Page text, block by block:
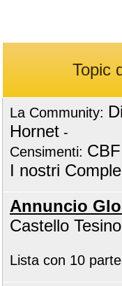
Topic
La Community:
Hornet -
Censimenti: CBF
I nostri
Annuncio
Castello
Lista con 10